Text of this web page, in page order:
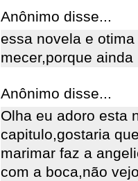
Anônimo disse...
essa novela e
mecer,porque
Anônimo disse...
Olha eu adoro esta
capitulo,gostaria
marimar faz a
com a boca,não